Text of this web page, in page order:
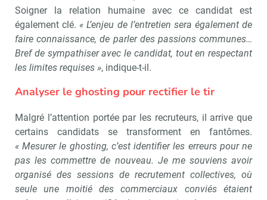
Soigner la relation humaine avec ce candidat est
également clé. « L’enjeu de l’entretien sera également de
faire connaissance, de parler des passions communes…
Bref de sympathiser avec le candidat, tout en respectant
les limites requises », indique-t-il.
Analyser le ghosting pour rectifier le tir
Malgré l’attention portée par les recruteurs, il arrive que
certains candidats se transforment en fantômes.
« Mesurer le ghosting, c’est identifier les erreurs pour ne
pas les commettre de nouveau. Je me souviens avoir
organisé des sessions de recrutement collectives, où
seule une moitié des commerciaux conviés étaient